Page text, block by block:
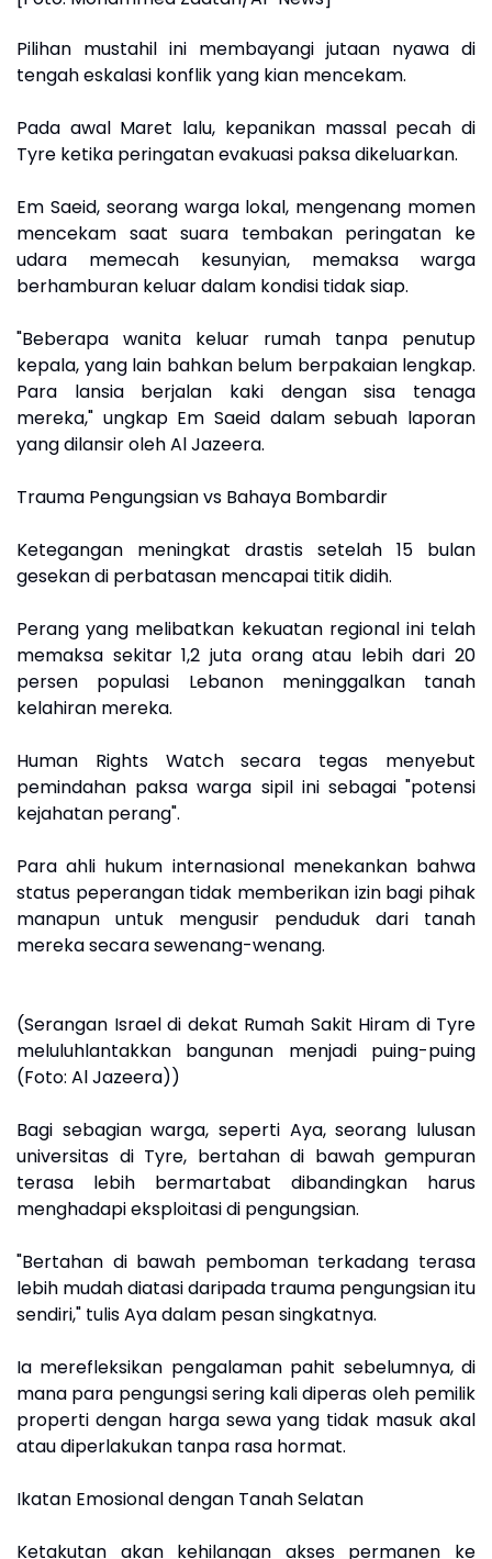
Pilihan mustahil ini membayangi jutaan nyawa di
tengah eskalasi konflik yang kian mencekam.
Pada awal Maret lalu, kepanikan massal pecah di
Tyre ketika peringatan evakuasi paksa dikeluarkan.
Em Saeid, seorang warga lokal, mengenang momen
mencekam saat suara tembakan peringatan ke
udara memecah kesunyian, memaksa warga
berhamburan keluar dalam kondisi tidak siap.
"Beberapa wanita keluar rumah tanpa penutup
kepala, yang lain bahkan belum berpakaian lengkap.
Para lansia berjalan kaki dengan sisa tenaga
mereka," ungkap Em Saeid dalam sebuah laporan
yang dilansir oleh Al Jazeera.
Trauma Pengungsian vs Bahaya Bombardir
Ketegangan meningkat drastis setelah 15 bulan
gesekan di perbatasan mencapai titik didih.
Perang yang melibatkan kekuatan regional ini telah
memaksa sekitar 1,2 juta orang atau lebih dari 20
persen populasi Lebanon meninggalkan tanah
kelahiran mereka.
Human Rights Watch secara tegas menyebut
pemindahan paksa warga sipil ini sebagai "potensi
kejahatan perang".
Para ahli hukum internasional menekankan bahwa
status peperangan tidak memberikan izin bagi pihak
manapun untuk mengusir penduduk dari tanah
mereka secara sewenang-wenang.
(Serangan Israel di dekat Rumah Sakit Hiram di Tyre
meluluhlantakkan bangunan menjadi puing-puing
(Foto: Al Jazeera))
Bagi sebagian warga, seperti Aya, seorang lulusan
universitas di Tyre, bertahan di bawah gempuran
terasa lebih bermartabat dibandingkan harus
menghadapi eksploitasi di pengungsian.
"Bertahan di bawah pemboman terkadang terasa
lebih mudah diatasi daripada trauma pengungsian itu
sendiri," tulis Aya dalam pesan singkatnya.
Ia merefleksikan pengalaman pahit sebelumnya, di
mana para pengungsi sering kali diperas oleh pemilik
properti dengan harga sewa yang tidak masuk akal
atau diperlakukan tanpa rasa hormat.
Ikatan Emosional dengan Tanah Selatan
Ketakutan akan kehilangan akses permanen ke